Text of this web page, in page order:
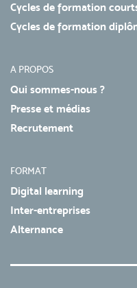
Cycles de formation
Cycles de formation
A PROPOS
Qui sommes-nous ?
Presse et médias
Recrutement
FORMAT
Digital learning
Inter-entreprises
Alternance